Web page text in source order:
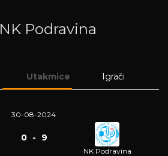
NK Podravina
Utakmice Igrači
30-08-2024
0 - 9
NK Podravina